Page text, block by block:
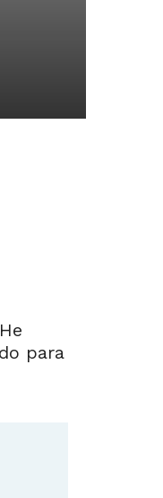
para